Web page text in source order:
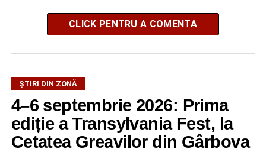
CLICK PENTRU A COMENTA
ȘTIRI DIN ZONĂ
4–6 septembrie 2026: Prima
ediție a Transylvania Fest, la
Cetatea Greavilor din Gârbova